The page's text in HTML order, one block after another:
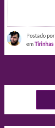
Postado por
emTirinhas